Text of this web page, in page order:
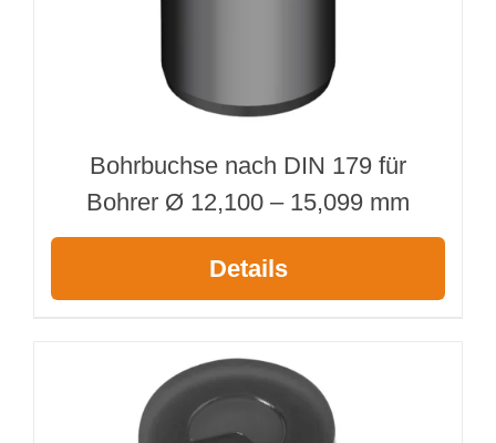
Bohrbuchse nach DIN 179 für
Bohrer Ø 12,100 – 15,099 mm
Details